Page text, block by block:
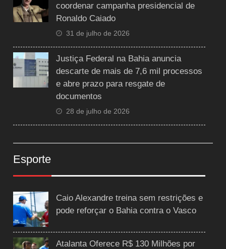
coordenar campanha presidencial de
Ronaldo Caiado
31 de julho de 2026
Justiça Federal na Bahia anuncia
descarte de mais de 7,6 mil processos
e abre prazo para resgate de
documentos
28 de julho de 2026
Esporte
Caio Alexandre treina sem restrições e
pode reforçar o Bahia contra o Vasco
Atalanta Oferece R$ 130 Milhões por